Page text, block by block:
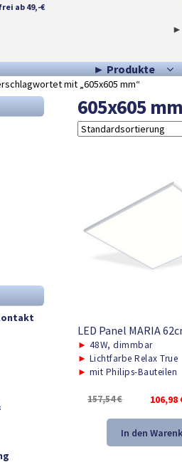
ab 49,-€
►
► Produkte
mit „605x605 mm“
605x605 mm
LED Panel MARIA
► 48W, dimmbar
► Lichtfarbe Relax True
► mit Philips-Bauteilen
157,54€
war:
157,54 €
106,98
In den